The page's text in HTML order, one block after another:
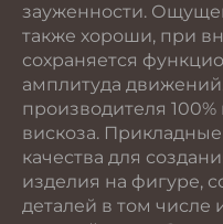
зауженности.
также хороши, при
сохраняется
амплитуда
производителя 100%
вискоза.
качества для
изделия на фигуре,
деталей в том числе